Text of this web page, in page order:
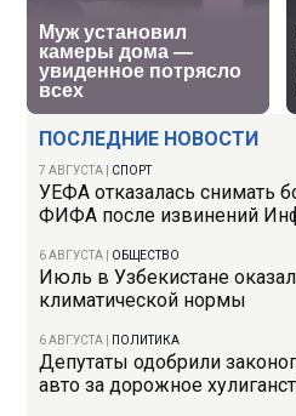
ПОСЛЕДНИЕ НОВОСТИ
7 АВГУСТА СПОРТ
УЕФА отказалась снимать
ФИФА после извинений
6 АВГУСТА ОБЩЕСТВО
Июль в Узбекистане
климатической нормы
6 АВГУСТА ПОЛИТИКА
Депутаты одобрили
авто за дорожное